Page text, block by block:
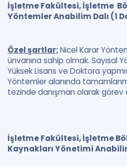
İşletme Fakültesi, İşletme
Yöntemler Anabilim Dalı (1
Özel şartlar:Nicel Karar
ünvanına sahip olmak. Sayısal
Yüksek Lisans ve Doktora
Yöntemler alanında
tezinde danışman olarak görev
İşletme Fakültesi, İşletme
Kaynakları Yönetimi